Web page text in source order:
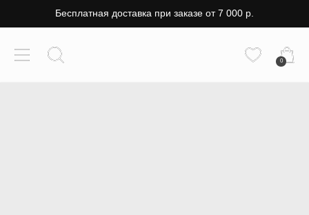
Бесплатная доставка при заказе от 7 000 р.
0